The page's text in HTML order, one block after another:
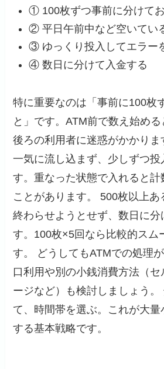
① 100枚ずつ事前に分けてお
② 平日午前中など空いてい
③ ゆっくり投入してエラー
④ 数日に分けて入金する
特に重要なのは「事前に100枚
と」です。ATM前で数え始める
後ろの利用者に迷惑がかかり
一気に流し込まず、少しずつ
す。重なった状態で入れると計
ことがあります。 500枚以上
終わらせようとせず、数日に
す。100枚×5回なら比較的スム
す。 どうしてもATMでの処理
口利用や別の小銭消費方法（セ
ージなど）も検討しましょう。
て、時間帯を選ぶ。これが大
する基本戦略です。